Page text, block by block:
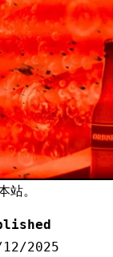
站。
2025